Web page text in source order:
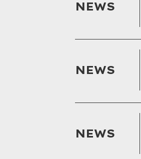
NEWS
NEWS
NEWS